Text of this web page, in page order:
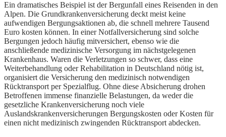
Ein dramatisches Beispiel ist der Bergunfall eines Reisenden in den
Alpen. Die Grundkrankenversicherung deckt meist keine
aufwendigen Bergungsaktionen ab, die schnell mehrere Tausend
Euro kosten können. In einer Notfallversicherung sind solche
Bergungen jedoch häufig mitversichert, ebenso wie die
anschließende medizinische Versorgung im nächstgelegenen
Krankenhaus. Waren die Verletzungen so schwer, dass eine
Weiterbehandlung oder Rehabilitation in Deutschland nötig ist,
organisiert die Versicherung den medizinisch notwendigen
Rücktransport per Spezialflug. Ohne diese Absicherung drohen
Betroffenen immense finanzielle Belastungen, da weder die
gesetzliche Krankenversicherung noch viele
Auslandskrankenversicherungen Bergungskosten oder Kosten für
einen nicht medizinisch zwingenden Rücktransport abdecken.